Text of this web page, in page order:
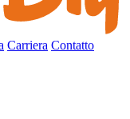
Carriera Contatto